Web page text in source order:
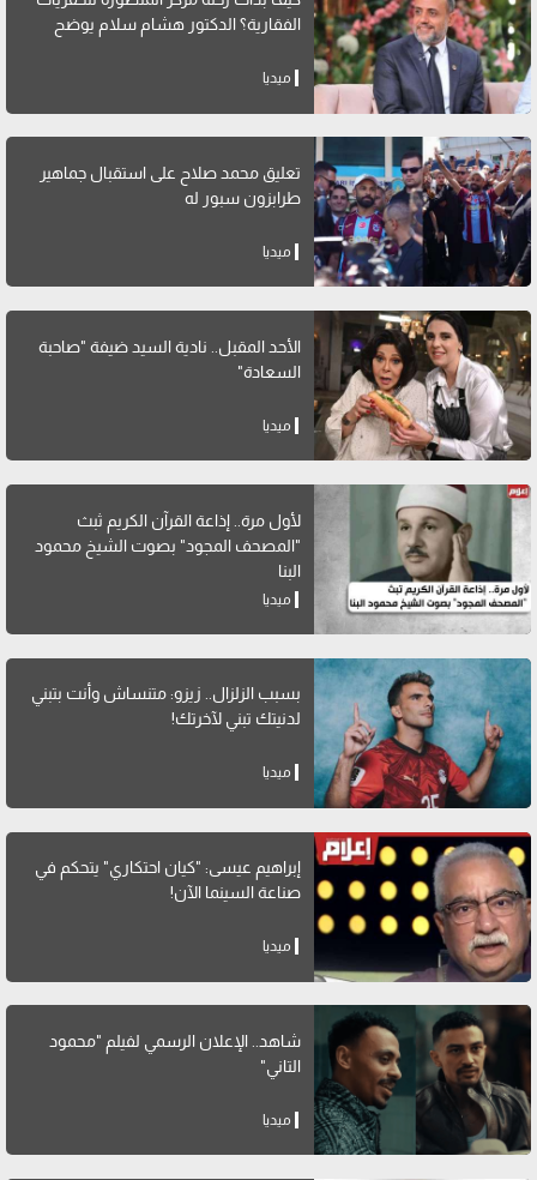
الفقارية؟ الدكتور هشام سلام يوضح
ميديا
تعليق محمد صلاح على استقبال جماهير
طرابزون سبور له
ميديا
الأحد المقبل.. نادية السيد ضيفة "صاحبة
السعادة"
ميديا
لأول مرة.. إذاعة القرآن الكريم ثبث
"المصحف المجود" بصوت الشيخ محمود
البنا
ميديا
بسبب الزلزال.. زيزو: متنساش وأنت بتبني
لدنيتك تبني لآخرتك!
ميديا
إبراهيم عيسى: "كيان احتكاري" يتحكم في
صناعة السينما الآن!
ميديا
شاهد.. الإعلان الرسمي لفيلم "محمود
التاني"
ميديا